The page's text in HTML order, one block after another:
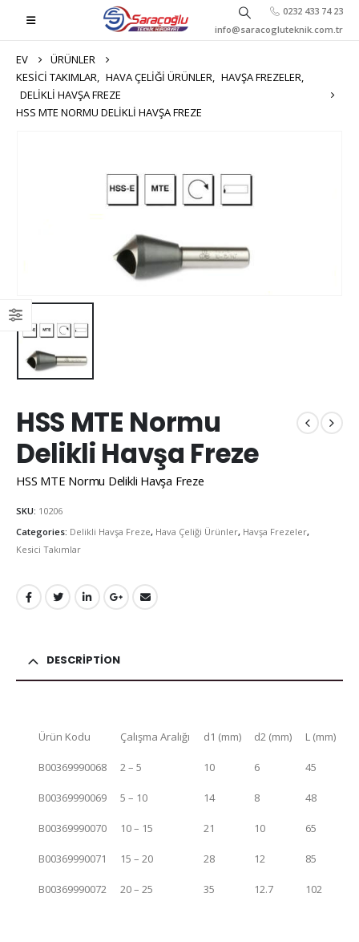
0232 433 74 23
info@saracogluteknik.com.tr
EV
ÜRÜNLER
KESICI TAKIMLAR, HAVA ÇELIĞI ÜRÜNLER, HAVŞA FREZELER,
DELIKLI HAVŞA FREZE
HSS MTE NORMU DELIKLI HAVŞA FREZE
HSS MTE Normu
Delikli Havşa Freze
HSS MTE Normu Delikli Havşa Freze
SKU: 10206
Categories: Delikli Havşa Freze, Hava Çeliği Ürünler, Havşa Frezeler,
Kesici Takımlar
DESCRIPTION
Ürün Kodu Çalışma Aralığı d1 (mm) d2 (mm) L (mm)
B00369990068 2 – 5 10 6 45
B00369990069 5 – 10 14 8 48
B00369990070 10 – 15 21 10 65
B00369990071 15 – 20 28 12 85
B00369990072 20 – 25 35 12.7 102